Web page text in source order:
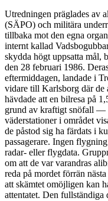
Utredningen präglades av
(SÄPO) och militära
tillbaka mot den egna
internt kallad
skydda högt uppsatta mål,
den 28 februari 1986.
eftermiddagen, landade i
vidare till Karlsborg där de
hävdade att en bilresa på
grund av kraftigt snöfall —
väderstationer i området
de påstod sig ha färdats i
passagerare. Ingen
radar- eller flygdata.
om att de var varandras
reda på mordet förrän
att skämtet omöjligen kan
attentatet. Den